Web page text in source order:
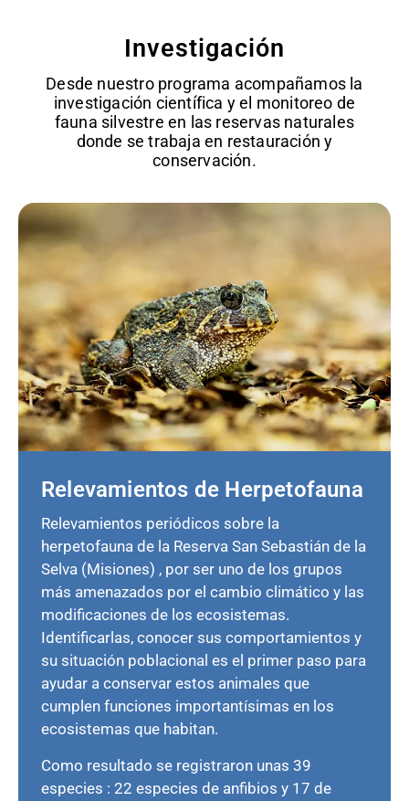
Investigación
Desde nuestro programa acompañamos la
investigación científica y el monitoreo de
fauna silvestre en las reservas naturales
donde se trabaja en restauración y
conservación.
Relevamientos de Herpetofauna
Relevamientos periódicos sobre la
herpetofauna de la Reserva San Sebastián de la
Selva (Misiones) , por ser uno de los grupos
más amenazados por el cambio climático y las
modificaciones de los ecosistemas.
Identificarlas, conocer sus comportamientos y
su situación poblacional es el primer paso para
ayudar a conservar estos animales que
cumplen funciones importantísimas en los
ecosistemas que habitan.
Como resultado se registraron unas 39
especies : 22 especies de anfibios y 17 de